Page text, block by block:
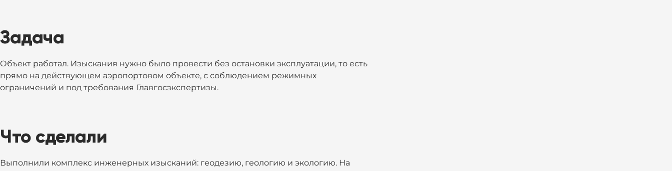
Задача
Объект работал. Изыскания нужно было провести без остановки эксплуатации, то есть
прямо на действующем аэропортовом объекте, с соблюдением режимных
ограничений и под требования Главгосэкспертизы.
Что сделали
Выполнили комплекс инженерных изысканий: геодезию, геологию и экологию. На